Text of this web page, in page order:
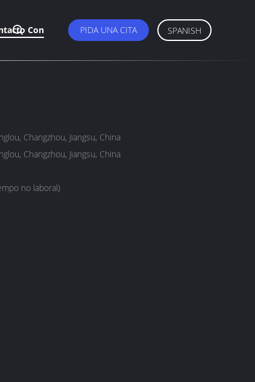
Con PIDA UNA CITA SPANISH
Changzhou, Jiangsu, China
Changzhou, Jiangsu, China
no laboral)